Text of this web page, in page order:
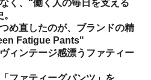
く、“働く人の毎日を支える
め直したのが、ブランドの精
Fatigue Pants"
ィンテージ感漂うファティー
ファティーグパンツ」を